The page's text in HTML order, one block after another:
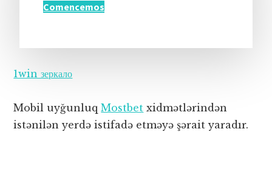
Comencemos
1win зеркало
Mobil uyğunluqMostbet xidmətlərindən
istənilən yerdə istifadə etməyə şərait yaradır.